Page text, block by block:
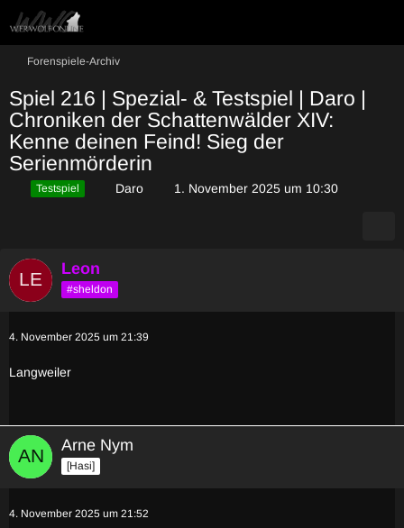
Forenspiele-Archiv
Spiel 216 | Spezial- & Testspiel | Daro |
Chroniken der Schattenwälder XIV:
Kenne deinen Feind! Sieg der
Serienmörderin
Testspiel Daro 1. November 2025 um 10:30
Leon
#sheldon
4. November 2025 um 21:39
Langweiler
Arne Nym
[Hasi]
4. November 2025 um 21:52